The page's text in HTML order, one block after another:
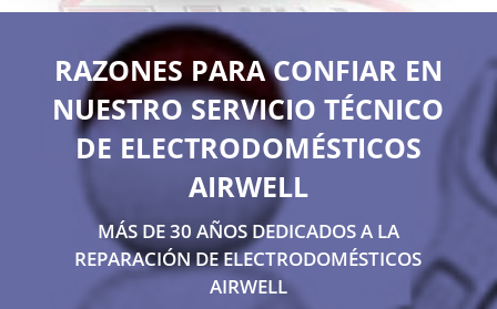
RAZONES PARA CONFIAR EN
NUESTRO SERVICIO TÉCNICO
DE ELECTRODOMÉSTICOS
AIRWELL
MÁS DE 30 AÑOS DEDICADOS A LA
REPARACIÓN DE ELECTRODOMÉSTICOS
AIRWELL